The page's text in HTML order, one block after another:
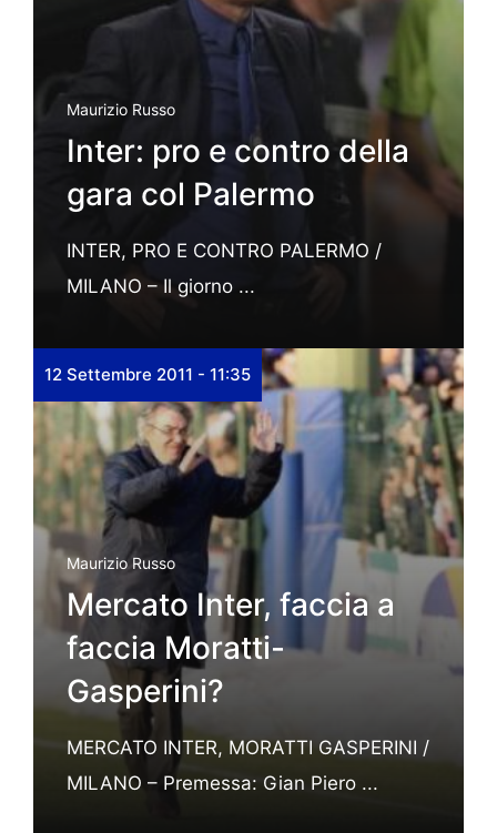
Maurizio Russo
Inter: pro e contro della
gara col Palermo
INTER, PRO E CONTRO PALERMO /
MILANO – Il giorno ...
12 Settembre 2011 - 11:35
Maurizio Russo
Mercato Inter, faccia a
faccia Moratti-
Gasperini?
MERCATO INTER, MORATTI GASPERINI /
MILANO – Premessa: Gian Piero ...